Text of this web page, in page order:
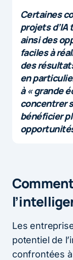
Certaines
projets
ainsi des
faciles à
des
en
à « grande
concentrer
bénéficier
Les
potentiel de
confrontées